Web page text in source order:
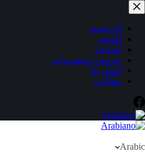
التجاوز
إلى
المحتوىالرئيسية
المتجر
المتاجر
عروض وخصومات
أتصل بنا
مقالات
Arabic